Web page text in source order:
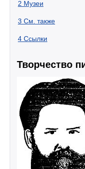
2 Музеи
3 См. также
4 Ссылки
Творчество